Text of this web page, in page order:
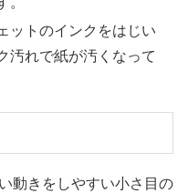
ットのインクをはじい
汚れで紙が汚くなって
動きをしやすい小さ目の